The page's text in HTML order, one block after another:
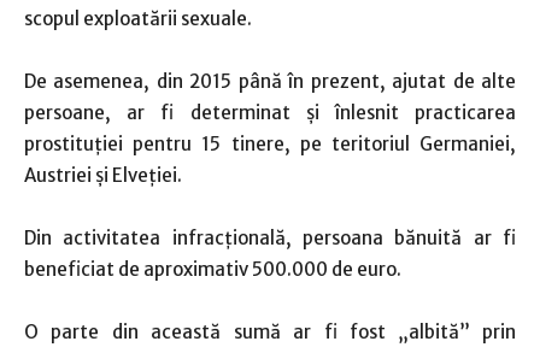
scopul exploatării sexuale.
De asemenea, din 2015 până în prezent, ajutat de alte
persoane, ar fi determinat şi înlesnit practicarea
prostituţiei pentru 15 tinere, pe teritoriul Germaniei,
Austriei şi Elveției.
Din activitatea infracțională, persoana bănuită ar fi
beneficiat de aproximativ 500.000 de euro.
O parte din această sumă ar fi fost „albită” prin